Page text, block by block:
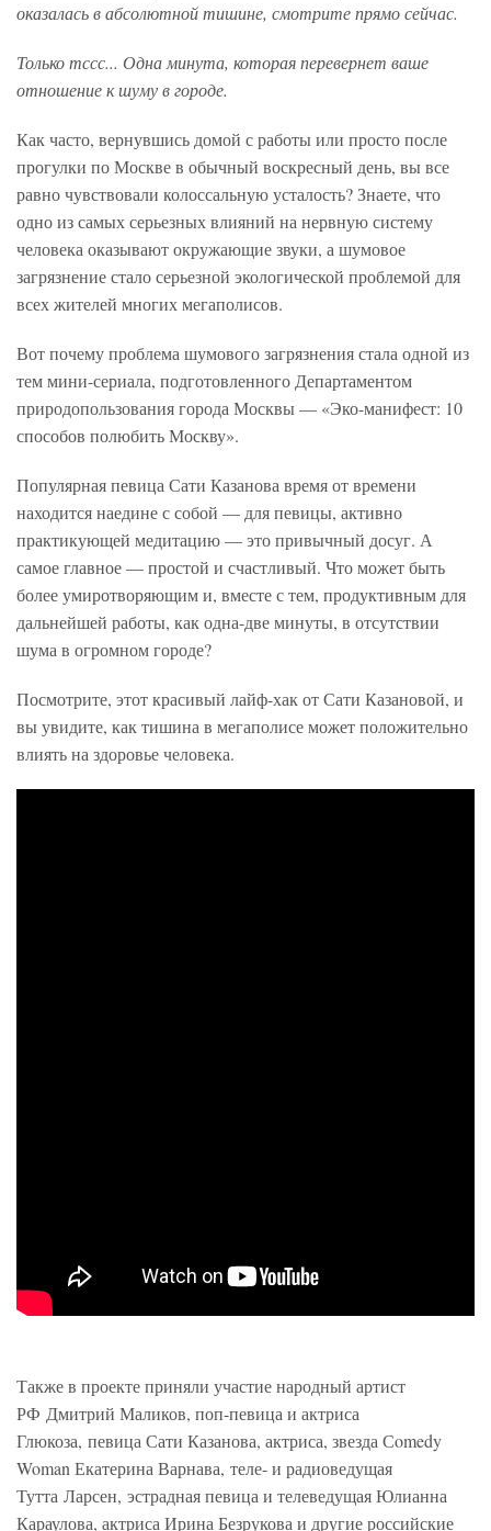
оказалась в абсолютной тишине, смотрите прямо сейчас.
Только тссс... Одна минута, которая перевернет ваше
отношение к шуму в городе.
Как часто, вернувшись домой с работы или просто после
прогулки по Москве в обычный воскресный день, вы все
равно чувствовали колоссальную усталость? Знаете, что
одно из самых серьезных влияний на нервную систему
человека оказывают окружающие звуки, а шумовое
загрязнение стало серьезной экологической проблемой для
всех жителей многих мегаполисов.
Вот почему проблема шумового загрязнения стала одной из
тем мини-сериала, подготовленного Департаментом
природопользования города Москвы — «Эко-манифест: 10
способов полюбить Москву».
Популярная певица Сати Казанова время от времени
находится наедине с собой — для певицы, активно
практикующей медитацию — это привычный досуг. А
самое главное — простой и счастливый. Что может быть
более умиротворяющим и, вместе с тем, продуктивным для
дальнейшей работы, как одна-две минуты, в отсутствии
шума в огромном городе?
Посмотрите, этот красивый лайф-хак от Сати Казановой, и
вы увидите, как тишина в мегаполисе может положительно
влиять на здоровье человека.
Также в проекте приняли участие народный артист
РФ Дмитрий Маликов, поп-певица и актриса
Глюкоза, певица Сати Казанова, актриса, звезда Сomedy
Woman Екатерина Варнава, теле- и радиоведущая
Тутта Ларсен, эстрадная певица и телеведущая Юлианна
Караулова, актриса Ирина Безрукова и другие российские